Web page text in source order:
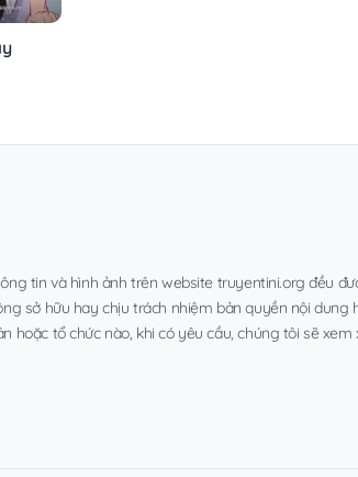
tin và hình ảnh trên website truyentini.org đều
sở hữu hay chịu trách nhiệm bản quyền nội dung
hoặc tổ chức nào, khi có yêu cầu, chúng tôi sẽ